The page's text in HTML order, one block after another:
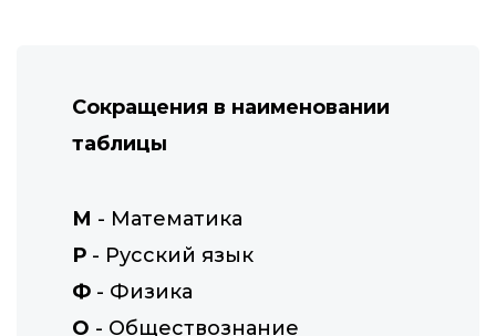
Сокращения в наименовании
таблицы
М - Математика
Р - Русский язык
Ф - Физика
О - Обществознание